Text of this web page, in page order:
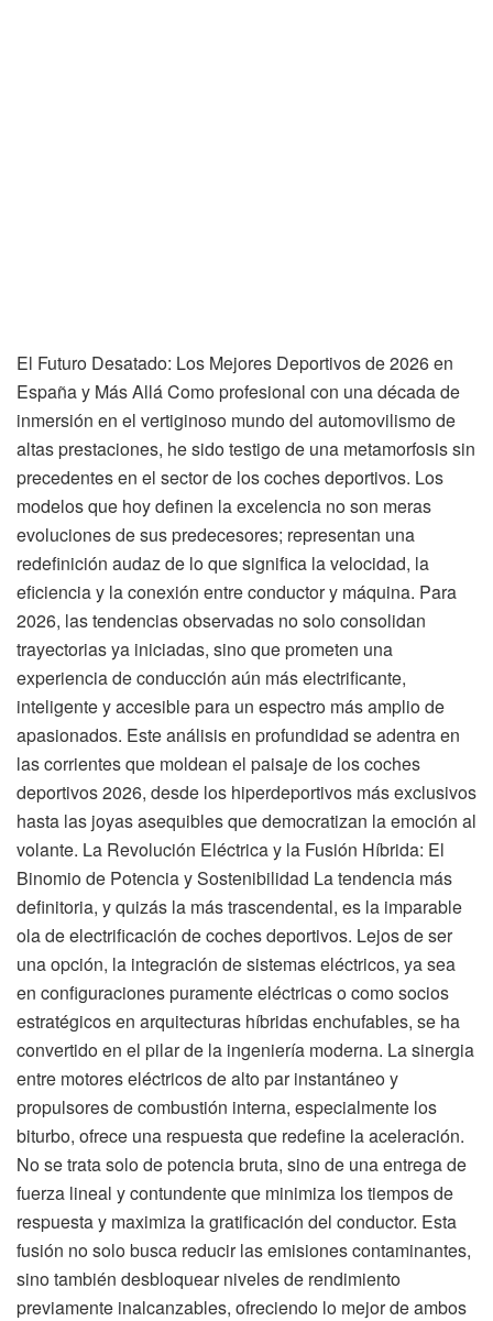
El Futuro Desatado: Los Mejores Deportivos de 2026 en
España y Más Allá Como profesional con una década de
inmersión en el vertiginoso mundo del automovilismo de
altas prestaciones, he sido testigo de una metamorfosis sin
precedentes en el sector de los coches deportivos. Los
modelos que hoy definen la excelencia no son meras
evoluciones de sus predecesores; representan una
redefinición audaz de lo que significa la velocidad, la
eficiencia y la conexión entre conductor y máquina. Para
2026, las tendencias observadas no solo consolidan
trayectorias ya iniciadas, sino que prometen una
experiencia de conducción aún más electrificante,
inteligente y accesible para un espectro más amplio de
apasionados. Este análisis en profundidad se adentra en
las corrientes que moldean el paisaje de los coches
deportivos 2026, desde los hiperdeportivos más exclusivos
hasta las joyas asequibles que democratizan la emoción al
volante. La Revolución Eléctrica y la Fusión Híbrida: El
Binomio de Potencia y Sostenibilidad La tendencia más
definitoria, y quizás la más trascendental, es la imparable
ola de electrificación de coches deportivos. Lejos de ser
una opción, la integración de sistemas eléctricos, ya sea
en configuraciones puramente eléctricas o como socios
estratégicos en arquitecturas híbridas enchufables, se ha
convertido en el pilar de la ingeniería moderna. La sinergia
entre motores eléctricos de alto par instantáneo y
propulsores de combustión interna, especialmente los
biturbo, ofrece una respuesta que redefine la aceleración.
No se trata solo de potencia bruta, sino de una entrega de
fuerza lineal y contundente que minimiza los tiempos de
respuesta y maximiza la gratificación del conductor. Esta
fusión no solo busca reducir las emisiones contaminantes,
sino también desbloquear niveles de rendimiento
previamente inalcanzables, ofreciendo lo mejor de ambos